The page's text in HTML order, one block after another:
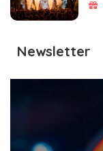
Newsletter